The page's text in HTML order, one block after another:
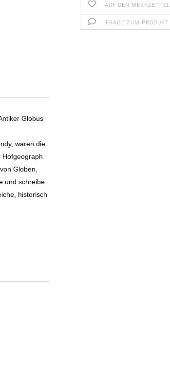
AUF DEN MERKZETTEL
FRAGE ZUM PRODUKT
Globus
waren die
Globen,
und schreibe
historisch